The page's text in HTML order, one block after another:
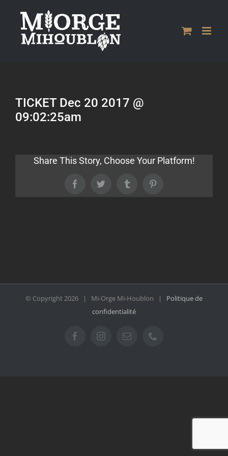
contenu
TICKET Dec 20 2017 @
09:02:25am
Share This Story, Choose Your Platform!
FacebookTwitter Tumblr
© Copyright2026 | Mi-Orge Mi-Houblon | Politique de
confidentialité
FacebookInstagramEmail